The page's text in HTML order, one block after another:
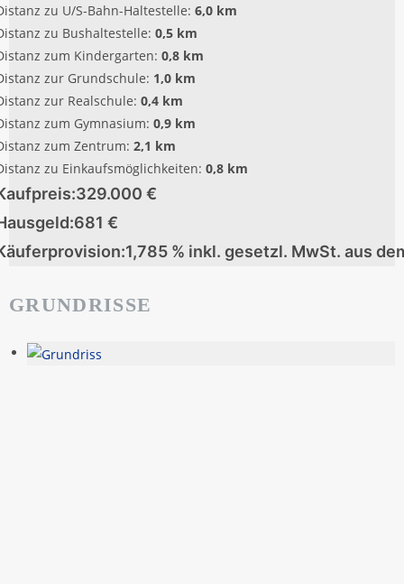
zu U/S-Bahn-Haltestelle: 6,0 km
zu Bushaltestelle: 0,5 km
zum Kindergarten: 0,8 km
zur Grundschule: 1,0 km
zur Realschule: 0,4 km
zum Gymnasium: 0,9 km
zum Zentrum: 2,1 km
zu Einkaufsmöglichkeiten: 0,8 km
329.000 €
681 €
1,785 % inkl. gesetzl. MwSt. aus
GRUNDRISSE